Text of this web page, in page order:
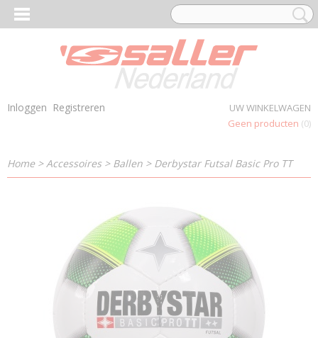
Inloggen Registreren
UW WINKELWAGEN
Geen producten (0)
Home> Accessoires > Ballen > Derbystar Futsal Basic Pro TT